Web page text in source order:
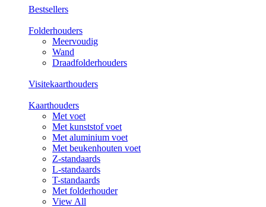
Bestsellers
Folderhouders
Meervoudig
Wand
Draadfolderhouders
Visitekaarthouders
Kaarthouders
Met voet
Met kunststof voet
Met aluminium voet
Met beukenhouten voet
Z-standaards
L-standaards
T-standaards
Met folderhouder
View All